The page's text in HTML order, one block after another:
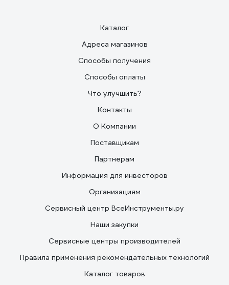
Каталог
Адреса магазинов
Способы получения
Способы оплаты
Что улучшить?
Контакты
О Компании
Поставщикам
Партнерам
Информация для инвесторов
Организациям
Сервисный центр ВсеИнструменты.ру
Наши закупки
Сервисные центры производителей
Правила применения рекомендательных технологий
Каталог товаров